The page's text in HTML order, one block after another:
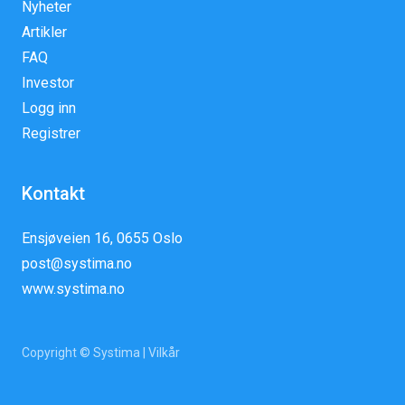
Nyheter
Artikler
FAQ
Investor
Logg inn
Registrer
Kontakt
Ensjøveien 16, 0655 Oslo
post@systima.no
www.systima.no
Copyright © Systima | Vilkår